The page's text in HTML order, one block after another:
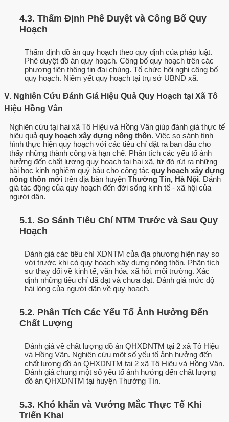
4.3. Thẩm Định Phê Duyệt và Công Bố Quy
Hoạch
Thẩm định đồ án quy hoạch theo quy định của pháp luật.
Phê duyệt đồ án quy hoạch. Công bố quy hoạch trên các
phương tiện thông tin đại chúng. Tổ chức hội nghị công bố
quy hoạch. Niêm yết quy hoạch tại trụ sở UBND xã.
V. Nghiên Cứu Đánh Giá Hiệu Quả Quy Hoạch tại Xã Tô
Hiệu Hồng Vân
Nghiên cứu tại hai xã Tô Hiệu và Hồng Vân giúp đánh giá thực tế
hiệu quả quy hoạch xây dựng nông thôn. Việc so sánh tình
hình thực hiện quy hoạch với các tiêu chí đặt ra ban đầu cho
thấy những thành công và hạn chế. Phân tích các yếu tố ảnh
hưởng đến chất lượng quy hoạch tại hai xã, từ đó rút ra những
bài học kinh nghiệm quý báu cho công tác quy hoạch xây dựng
nông thôn mới trên địa bàn huyện Thường Tín, Hà Nội. Đánh
giá tác động của quy hoạch đến đời sống kinh tế - xã hội của
người dân.
5.1. So Sánh Tiêu Chí NTM Trước và Sau Quy
Hoạch
Đánh giá các tiêu chí XDNTM của địa phương hiện nay so
với trước khi có quy hoạch xây dựng nông thôn. Phân tích
sự thay đổi về kinh tế, văn hóa, xã hội, môi trường. Xác
định những tiêu chí đã đạt và chưa đạt. Đánh giá mức độ
hài lòng của người dân về quy hoạch.
5.2. Phân Tích Các Yếu Tố Ảnh Hưởng Đến
Chất Lượng
Đánh giá về chất lượng đồ án QHXDNTM tại 2 xã Tô Hiệu
và Hồng Vân. Nghiên cứu một số yếu tố ảnh hưởng đến
chất lượng đồ án QHXDNTM tại 2 xã Tô Hiệu và Hồng Vân.
Đánh giá chung một số yếu tố ảnh hưởng đến chất lượng
đồ án QHXDNTM tại huyện Thường Tín.
5.3. Khó khăn và Vướng Mắc Thực Tế Khi
Triển Khai